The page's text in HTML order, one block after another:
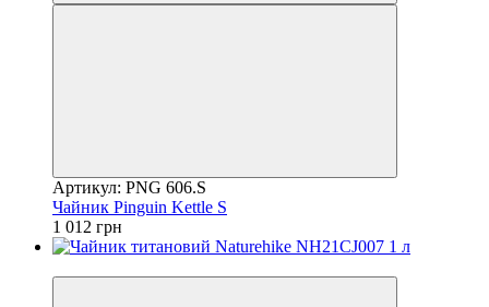
Артикул: PNG 606.S
Чайник Pinguin Kettle S
1 012 грн